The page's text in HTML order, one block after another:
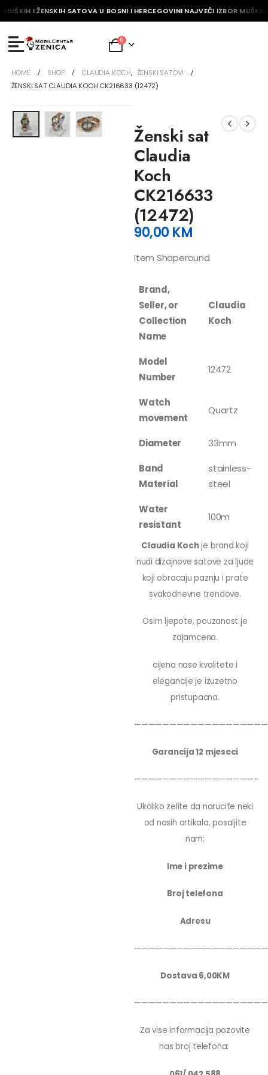
I ŽENSKIH SATOVA U BOSNI I HERCEGOVINI NAJVEĆI IZBOR
0
HOME SHOP CLAUDIA KOCH, ŽENSKI SATOVI
ŽENSKI SAT CLAUDIA KOCH CK216633 (12472)
Ženski sat
Claudia
Koch
CK216633
(12472)
90,00 KM
Item Shaperound
Brand,
Seller, or
Collection
Name
Claudia
Koch
Model
Number
12472
Watch
movement
Quartz
Diameter
33mm
Band
Material
stainless-
steel
Water
resistant
100m
Claudia Kochje brand koji
nudi dizajnove satove za ljude
koji obracaju paznju i prate
svakodnevne trendove.
Osim ljepote, pouzanost je
zajamcena.
cijena nase kvalitete i
elegancije je izuzetno
pristupacna.
Garancija 12 mjeseci
—————————————————–
Ukoliko zelite da narucite neki
od nasih artikala, posaljite
nam:
Ime i prezime
Broj telefona
Adresu
———————————————————
Dostava 6,00KM
———————————————————
Za vise informacija pozovite
nas broj telefona: